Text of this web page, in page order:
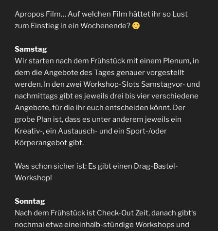
Apropos Film… Auf welchen Film hättet ihr so Lust
zum Einstieg in ein Wochenende?
Samstag
Wir starten nach dem Frühstück mit einem Plenum, in
dem die Angebote des Tages genauer vorgestellt
werden. In den zwei Workshop-Slots Samstagvor- und
nachmittags gibt es jeweils drei bis vier verschiedene
Angebote, für die ihr euch entscheiden könnt. Der
grobe Plan ist, dass es unter anderem jeweils ein
Kreativ-, ein Austausch- und ein Sport-/oder
Körperangebot gibt.
Was schon sicher ist: Es gibt einen Drag-Bastel-
Workshop!
Sonntag
Nach dem Frühstück ist Check-Out Zeit, danach gibt‘s
nochmal etwa eineinhalb-stündige Workshops und